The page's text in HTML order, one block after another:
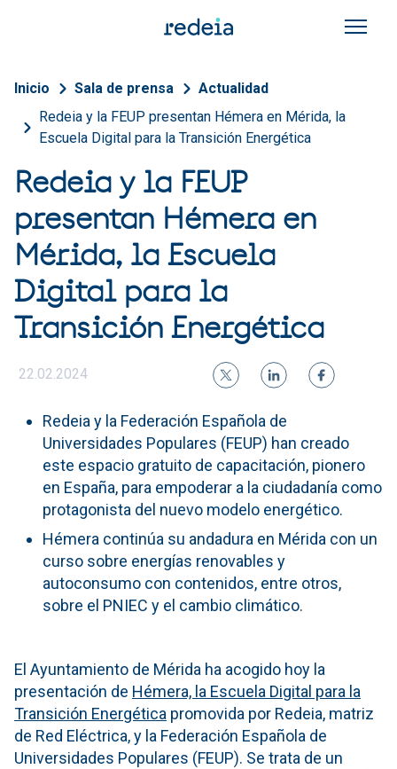
Sobrescribir enlaces de
Inicio Sala de prensa
Actualidad
Redeia y la FEUP presentan Hémera en Mérida, la
Escuela Digital para la Transición Energética
Redeia y la FEUP
presentan Hémera en
Mérida, la Escuela
Digital para la
Transición Energética
22.02.2024
Redeia y la Federación Española de
Universidades Populares (FEUP) han creado
este espacio gratuito de capacitación, pionero
en España, para empoderar a la ciudadanía como
protagonista del nuevo modelo energético.
Hémera continúa su andadura en Mérida con un
curso sobre energías renovables y
autoconsumo con contenidos, entre otros,
sobre el PNIEC y el cambio climático.
El Ayuntamiento de Mérida ha acogido hoy la
presentación de Hémera, la Escuela Digital para la
Transición Energética promovida por Redeia, matriz
de Red Eléctrica, y la Federación Española de
Universidades Populares (FEUP). Se trata de un